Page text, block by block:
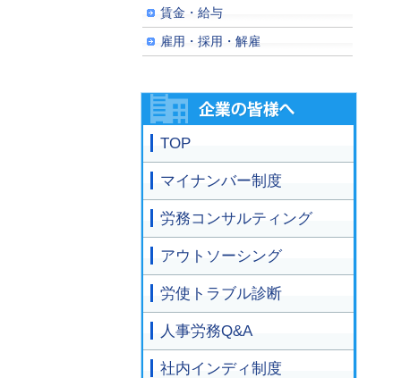
賃金・給与
雇用・採用・解雇
TOP
マイナンバー制度
労務コンサルティング
アウトソーシング
労使トラブル診断
人事労務Q&A
社内インディ制度